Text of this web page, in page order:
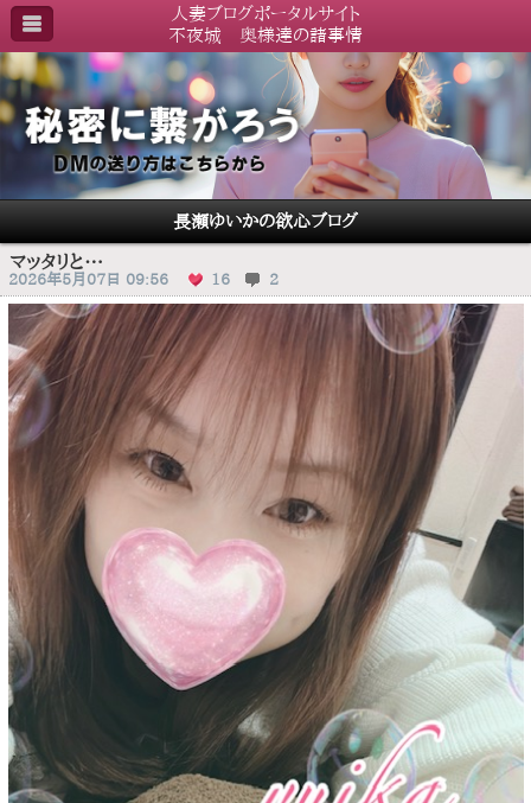
人妻ブログポータルサイト
不夜城 奥様達の諸事情
長瀬ゆいかの欲心ブログ
マッタリと…
2026年5月07日 09:56 16 2